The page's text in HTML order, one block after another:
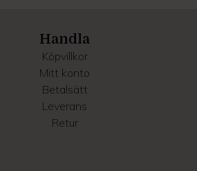
Handla
Köpvillkor
Mitt konto
Betalsätt
Leverans
Retur